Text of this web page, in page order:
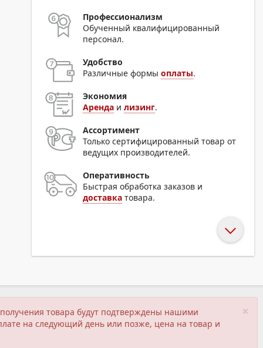
Профессионализм
Обученный квалифицированный
персонал.
Удобство
Различные формыоплаты.
Экономия
Аренда илизинг.
Ассортимент
Только сертифицированный товар от
ведущих производителей.
Оперативность
Быстрая обработка заказов и
доставка товара.
×
товара будут подтверждены нашими
на следующий день или позже, цена на товар и